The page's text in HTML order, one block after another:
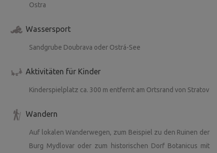
Ostra
Wassersport
Sandgrube Doubrava oder Ostrá-See
Aktivitäten für Kinder
Kinderspielplatz ca. 300 m entfernt am Ortsrand von Stratov
Wandern
Auf lokalen Wanderwegen, zum Beispiel zu den Ruinen der
Burg Mydlovar oder zum historischen Dorf Botanicus mit